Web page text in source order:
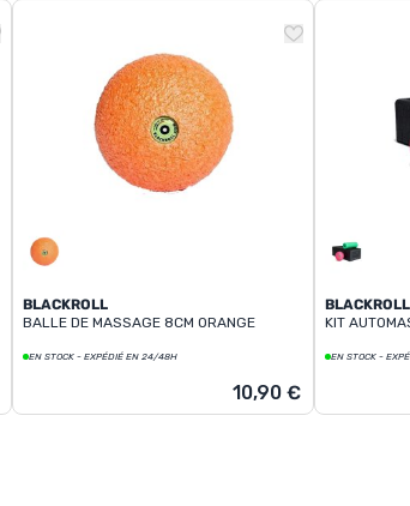
BLACKROLL
BALLE DE MASSAGE 8CM ORANGE
EN STOCK - EXPÉDIÉ EN 24/48H
10,90 €
BLACKROLL
KIT
EN STOCK -